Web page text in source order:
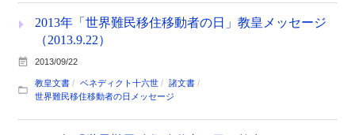
2013年「世界難民移住移動者の日」教皇メッセージ
（2013.9.22）
2013/09/22
教皇文書 ベネディクト十六世
諸文書
世界難民移住移動者の日メッセージ